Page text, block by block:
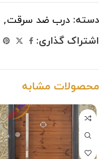
دسته: درب ضد سرقت,
اشتراک گذاری:
محصولات مشابه